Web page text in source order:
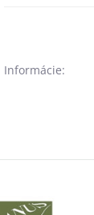
Informácie: